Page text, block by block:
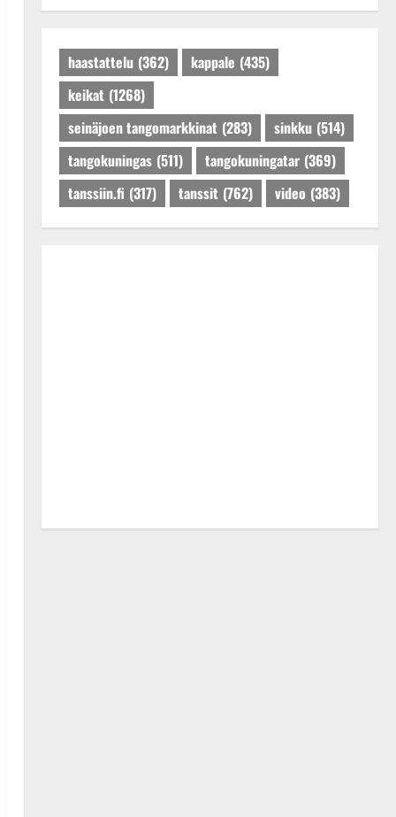
Tanssiin.fi
Julkaistu: 27.4.2025 |
haastattelu (362) kappale (435)
keikat (1268)
seinäjoen tangomarkkinat (283) sinkku (514)
tangokuningas (511) tangokuningatar (369)
tanssiin.fi (317) tanssit (762) video (383)